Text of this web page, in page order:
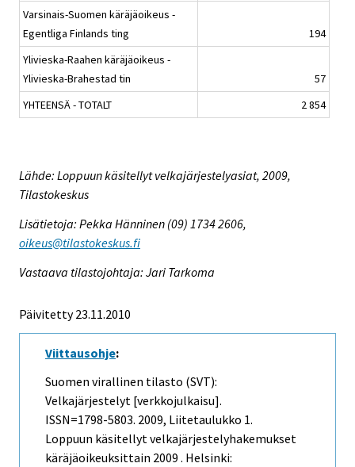
Varsinais-Suomen käräjäoikeus -
Egentliga Finlands ting
194
Ylivieska-Raahen käräjäoikeus -
Ylivieska-Brahestad tin
57
YHTEENSÄ - TOTALT
2 854
Lähde: Loppuun käsitellyt velkajärjestelyasiat, 2009,
Tilastokeskus
Lisätietoja: Pekka Hänninen (09) 1734 2606,
oikeus@tilastokeskus.fi
Vastaava tilastojohtaja: Jari Tarkoma
Päivitetty 23.11.2010
Viittausohje:
Suomen virallinen tilasto (SVT):
Velkajärjestelyt [verkkojulkaisu].
ISSN=1798-5803. 2009, Liitetaulukko 1.
Loppuun käsitellyt velkajärjestelyhakemukset
käräjäoikeuksittain 2009 . Helsinki: